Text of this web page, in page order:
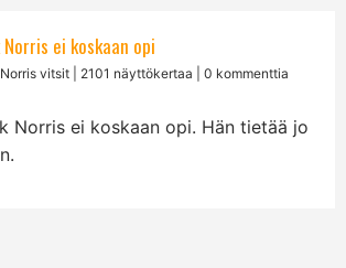
Norris ei koskaan opi
vitsit | 2101 näyttökertaa | 0 kommenttia
Norris ei koskaan opi. Hän tietää jo